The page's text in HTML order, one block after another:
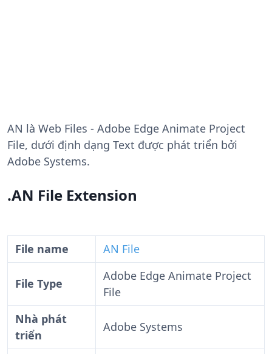
AN là Web Files - Adobe Edge Animate Project
File, dưới định dạng Text được phát triển bởi
Adobe Systems.
.AN File Extension
File name AN File
File Type
Adobe Edge Animate Project
File
Nhà phát
triển
Adobe Systems